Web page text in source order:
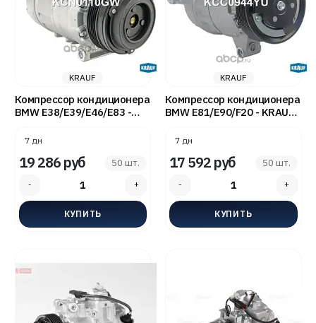
KRAUF
Компрессор кондиционера
BMW E38/E39/E46/E83 -
7 дн
19 286 руб 50 шт.
KRAUF
Компрессор кондиционера
BMW E81/E90/F20 - KRAUF
7 дн
17 592 руб 50 шт.